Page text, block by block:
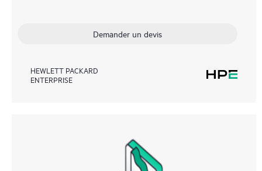
Demander un devis
HEWLETT PACKARD
ENTERPRISE